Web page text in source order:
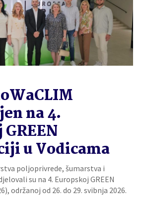
na 4.
u Vodicama
poljoprivrede, šumarstva i
su na 4. Europskoj GREEN
održanoj od 26. do 29. svibnja 2026.